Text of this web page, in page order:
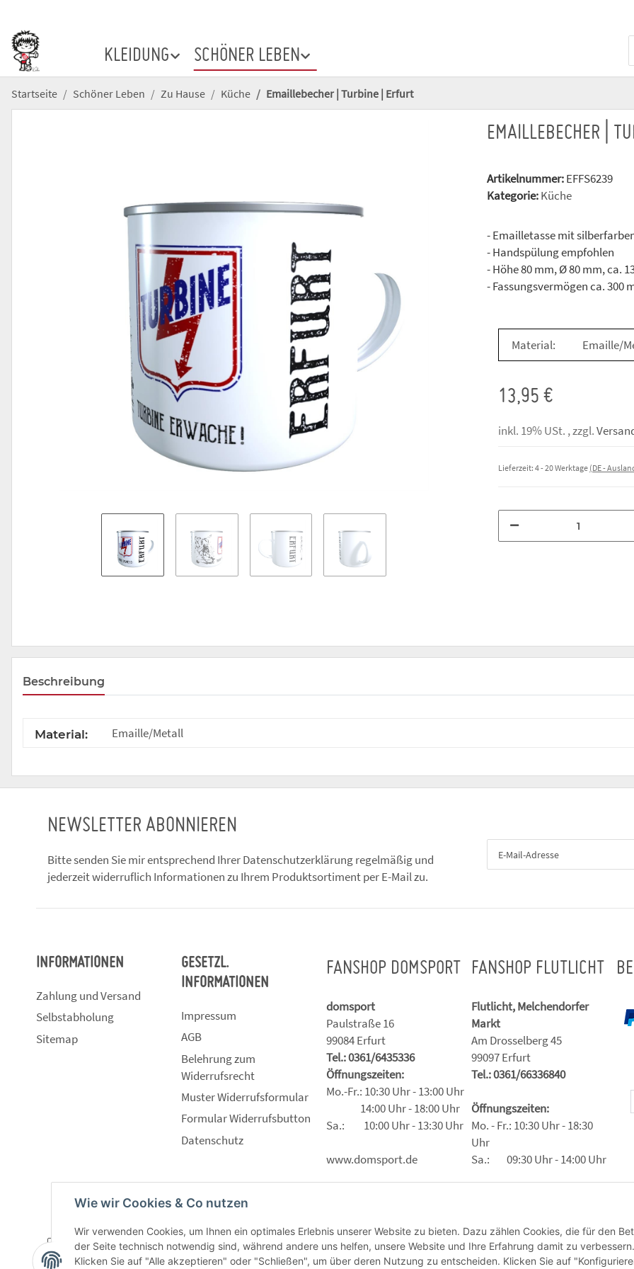
KLEIDUNG SCHÖNER LEBEN
Startseite Schöner Leben Zu Hause Küche Emaillebecher | Turbine | Erfurt
EMAILLEBECHER |
Artikelnummer:EFFS6239
Kategorie:Küche
- Emailletasse mit
- Handspülung empfohlen
- Höhe 80 mm, Ø 80 mm, ca.
- Fassungsvermögen ca. 300
Material: Emaille/
13,95 €
inkl. 19% USt. , zzgl.
Lieferzeit: 4 - 20 Werktage (DE -
Beschreibung
Material: Emaille/Metall
NEWSLETTER ABONNIEREN
Bitte senden Sie mir entsprechend IhrerDatenschutzerklärungregelmäßig und
jederzeit widerruflich Informationen zu Ihrem Produktsortiment per E-Mail zu.
INFORMATIONEN
Zahlung und Versand
Selbstabholung
Sitemap
GESETZL.
INFORMATIONEN
Impressum
AGB
Belehrung zum
Widerrufsrecht
Muster Widerrufsformular
Formular Widerrufsbutton
Datenschutz
FANSHOP DOMSPORT
domsport
Paulstraße 16
99084 Erfurt
Tel.: 0361/6435336
Öffnungszeiten:
Mo.-Fr.: 10:30 Uhr - 13:00 Uhr
14:00 Uhr - 18:00 Uhr
Sa.: 10:00 Uhr - 13:30 Uhr
www.domsport.de
FANSHOP FLUTLICHT
Flutlicht, Melchendorfer
Markt
Am Drosselberg 45
99097 Erfurt
Tel.: 0361/66336840
Öffnungszeiten:
Mo. - Fr.: 10:30 Uhr - 18:30
Uhr
Sa.: 09:30 Uhr - 14:00 Uhr
Wie wir Cookies & Co nutzen
Wir verwenden Cookies, um Ihnen ein optimales Erlebnis unserer Website zu bieten. Dazu zählen Cookies, die für den
der Seite technisch notwendig sind, während andere uns helfen, unsere Website und Ihre Erfahrung damit zu verbessern.
Klicken Sie auf "Alle akzeptieren" oder "Schließen", um über deren Nutzung zu entscheiden. Klicken Sie auf